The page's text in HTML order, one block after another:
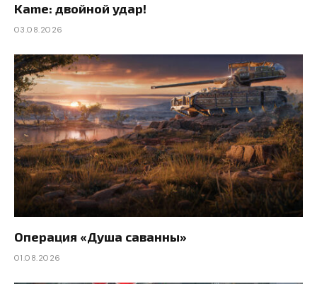
Kame: двойной удар!
03.08.2026
Операция «Душа саванны»
01.08.2026